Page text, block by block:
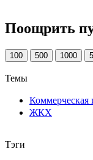
Поощрить
100 500 1000
Темы
Коммерческая
ЖКХ
Тэги